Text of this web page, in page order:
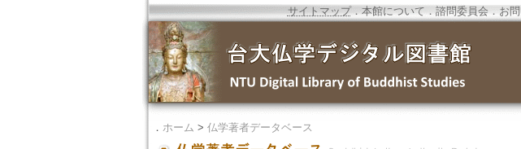
サイトマップ．本館について．諮問委員会． お
． ホーム > 仏学著者データベース